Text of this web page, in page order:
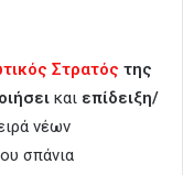
Στρατός της
και επίδειξη/
νέων
σπάνια